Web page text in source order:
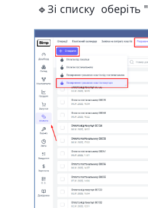
🔹Зі списку оберіть "